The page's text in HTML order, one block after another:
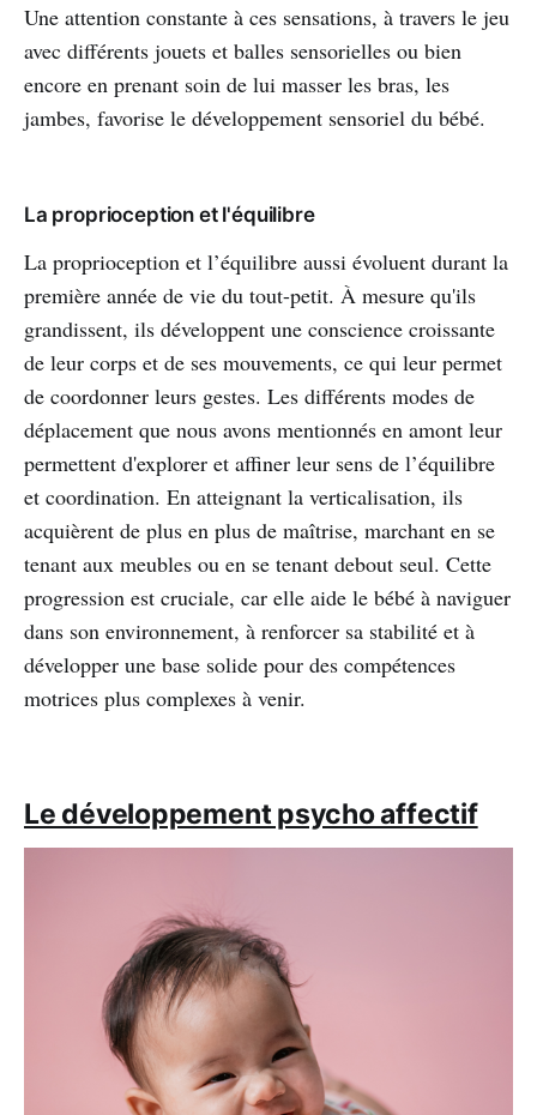
Une attention constante à ces sensations, à travers le jeu
avec différents jouets et balles sensorielles ou bien
encore en prenant soin de lui masser les bras, les
jambes, favorise le développement sensoriel du bébé.
La proprioception et l'équilibre
La proprioception et l’équilibre aussi évoluent durant la
première année de vie du tout-petit. À mesure qu'ils
grandissent, ils développent une conscience croissante
de leur corps et de ses mouvements, ce qui leur permet
de coordonner leurs gestes. Les différents modes de
déplacement que nous avons mentionnés en amont leur
permettent d'explorer et affiner leur sens de l’équilibre
et coordination. En atteignant la verticalisation, ils
acquièrent de plus en plus de maîtrise, marchant en se
tenant aux meubles ou en se tenant debout seul. Cette
progression est cruciale, car elle aide le bébé à naviguer
dans son environnement, à renforcer sa stabilité et à
développer une base solide pour des compétences
motrices plus complexes à venir.
Le développement psycho affectif